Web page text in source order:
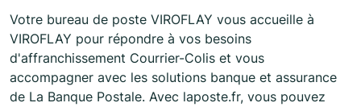
Votre bureau de poste VIROFLAY vous accueille à
VIROFLAY pour répondre à vos besoins
d'affranchissement Courrier-Colis et vous
accompagner avec les solutions banque et assurance
de La Banque Postale. Avec laposte.fr, vous pouvez